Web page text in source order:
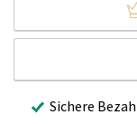
Sichere